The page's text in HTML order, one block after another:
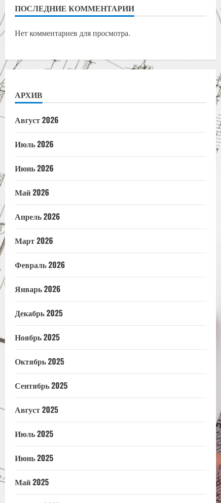
ПОСЛЕДНИЕ КОММЕНТАРИИ
Нет комментариев для просмотра.
АРХИВ
Август 2026
Июль 2026
Июнь 2026
Май 2026
Апрель 2026
Март 2026
Февраль 2026
Январь 2026
Декабрь 2025
Ноябрь 2025
Октябрь 2025
Сентябрь 2025
Август 2025
Июль 2025
Июнь 2025
Май 2025